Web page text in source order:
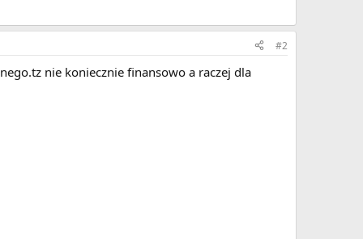
#2
nie koniecznie finansowo a raczej dla